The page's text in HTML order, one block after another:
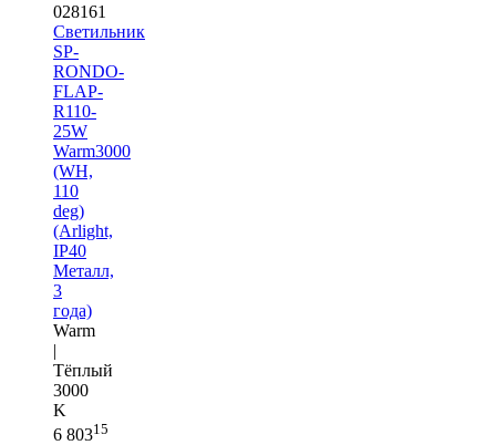
028161
Светильник
SP-
RONDO-
FLAP-
R110-
25W
Warm3000
(WH,
110
deg)
(Arlight,
IP40
Металл,
3
года)
Warm
|
Тёплый
3000
K
6 80315